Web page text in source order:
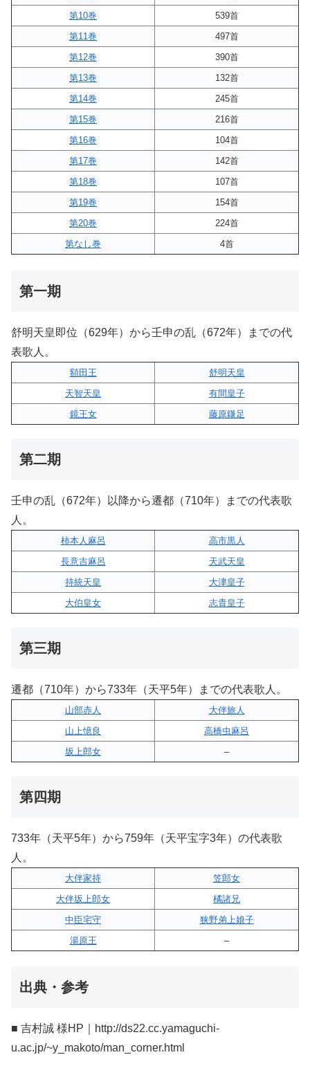
第10巻
539首
第11巻
497首
第12巻
390首
第13巻
132首
第14巻
245首
第15巻
216首
第16巻
104首
第17巻
142首
第18巻
107首
第19巻
154首
第20巻
224首
第なし巻
4首
第一期
舒明天皇即位（629年）から壬申の乱（672年）までの代
表歌人。
額田王
舒明天皇
天智天皇
有間皇子
鏡王女
藤原鎌足
第二期
壬申の乱（672年）以降から遷都（710年）までの代表歌
人。
柿本人麻呂
高市黒人
長意吉麻呂
天武天皇
持統天皇
大津皇子
大伯皇女
志貴皇子
第三期
遷都（710年）から733年（天平5年）までの代表歌人。
山部赤人
大伴旅人
山上憶良
高橋虫麻呂
坂上郎女
–
第四期
733年（天平5年）から759年（天平宝字3年）の代表歌
人。
大伴家持
笠郎女
大伴坂上郎女
橘諸兄
中臣宅守
狭野弟上娘子
湯原王
–
出典・参考
■ 吉村誠 様HP｜http://ds22.cc.yamaguchi-
u.ac.jp/~y_makoto/man_corner.html